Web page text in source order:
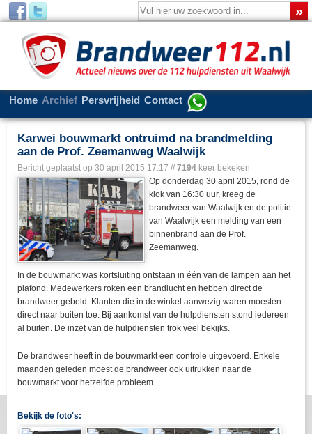
Home Archief Persvrijheid Contact
Karwei bouwmarkt ontruimd na brandmelding
aan de Prof. Zeemanweg Waalwijk
Bericht geplaatst op 30 april 2015 17:17 // 7194 keer bekeken
Op donderdag 30 april 2015, rond de
klok van 16:30 uur, kreeg de
brandweer van Waalwijk en de politie
van Waalwijk een melding van een
binnenbrand aan de Prof.
Zeemanweg.
In de bouwmarkt was kortsluiting ontstaan in één van de lampen aan het
plafond. Medewerkers roken een brandlucht en hebben direct de
brandweer gebeld. Klanten die in de winkel aanwezig waren moesten
direct naar buiten toe. Bij aankomst van de hulpdiensten stond iedereen
al buiten. De inzet van de hulpdiensten trok veel bekijks.
De brandweer heeft in de bouwmarkt een controle uitgevoerd. Enkele
maanden geleden moest de brandweer ook uitrukken naar de
bouwmarkt voor hetzelfde probleem.
Bekijk de foto's: